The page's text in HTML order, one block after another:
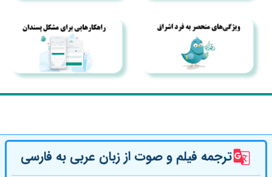
ترجمه فیلم و صوت از زبان عربی به فارسی